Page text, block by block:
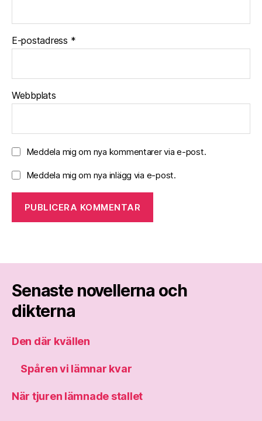
E-postadress *
Webbplats
Meddela mig om nya kommentarer via e-post.
Meddela mig om nya inlägg via e-post.
Senaste novellerna och
dikterna
Den där kvällen
Spåren vi lämnar kvar
När tjuren lämnade stallet